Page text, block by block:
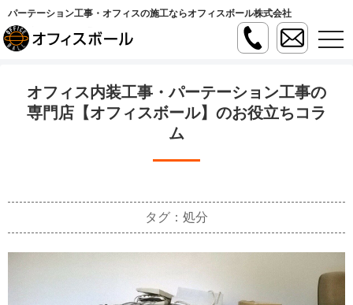
パーテーション工事・オフィスの施工ならオフィスボール株式会社
t
o
o
オフィス内装工事・パーテーション工事の
専門店【オフィスボール】のお役立ちコラ
ム
タグ：処分